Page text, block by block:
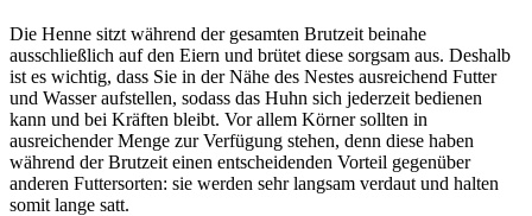
Die Henne sitzt während der gesamten Brutzeit beinahe
ausschließlich auf den Eiern und brütet diese sorgsam aus. Deshalb
ist es wichtig, dass Sie in der Nähe des Nestes ausreichend Futter
und Wasser aufstellen, sodass das Huhn sich jederzeit bedienen
kann und bei Kräften bleibt. Vor allem Körner sollten in
ausreichender Menge zur Verfügung stehen, denn diese haben
während der Brutzeit einen entscheidenden Vorteil gegenüber
anderen Futtersorten: sie werden sehr langsam verdaut und halten
somit lange satt.